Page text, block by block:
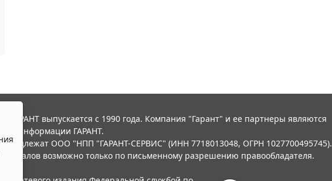
выпускается с 1990 года. Компания "Гарант" и ее партнеры являются
информации ГАРАНТ.
ООО "НПП "ГАРАНТ-СЕРВИС" (ИНН 7718013048, ОГРН 1027700495745).
возможно только по письменному разрешению правообладателя.